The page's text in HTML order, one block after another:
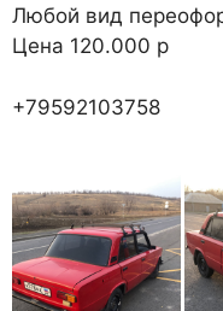
Любой вид
Цена 120.000 р
+79592103758